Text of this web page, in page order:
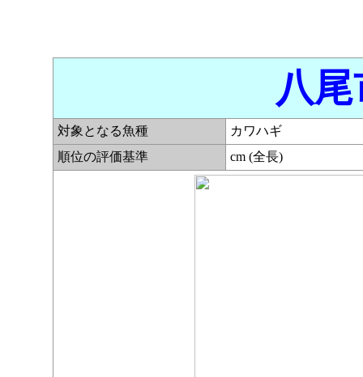
八
対象となる魚種
カワハギ
順位の評価基準
cm (全長)